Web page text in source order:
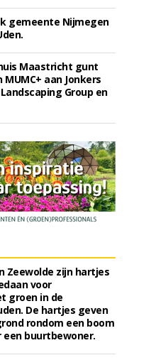
gemeente Nijmegen
Maastricht gunt
aan Jonkers
Group en
Zeewolde zijn hartjes
voor
groen in de
De hartjes geven
rondom een boom
buurtbewoner.